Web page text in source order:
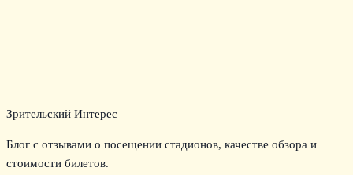
Зрительский Интерес
Блог с отзывами о посещении стадионов, качестве обзора и
стоимости билетов.